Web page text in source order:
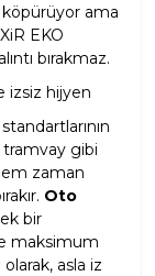
ama
EKO
bırakmaz.
izsiz hijyen
gibi
zaman
Oto
bir
maksimum
olarak, asla iz